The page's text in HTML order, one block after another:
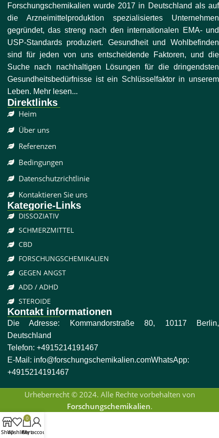
Forschungschemikalien wurde 2017 in Deutschland als auf
die Arzneimittelproduktion spezialisiertes Unternehmen
gegründet, das streng nach den internationalen EMA- und
USP-Standards produziert. Gesundheit und Wohlbefinden
sind für jeden von uns entscheidende Faktoren, und die
Suche nach nachhaltigen Lösungen für die dringendsten
Gesundheitsbedürfnisse ist ein Schlüsselfaktor in unserem
Leben. Mehr lesen...
Direktlinks
Heim
Über uns
Referenzen
Bedingungen
Datenschutzrichtlinie
Kontaktieren Sie uns
Kategorie-Links
DISSOZIATIV
SCHMERZMITTEL
CBD
FORSCHUNGSCHEMIKALIEN
GEGEN ANGST
ADD / ADHD
STEROIDE
Kontakt informationen
Die Adresse: Kommandorstraße 80, 10117 Berlin,
Deutschland
Telefon: +4915214191467
E-Mail: info@forschungschemikalien.comWhatsApp:
+4915214191467
Urheberrecht © 2024. Alle Rechte vorbehalten von
Forschungschemikalien.
ShopWishlist
0
Cart
My account